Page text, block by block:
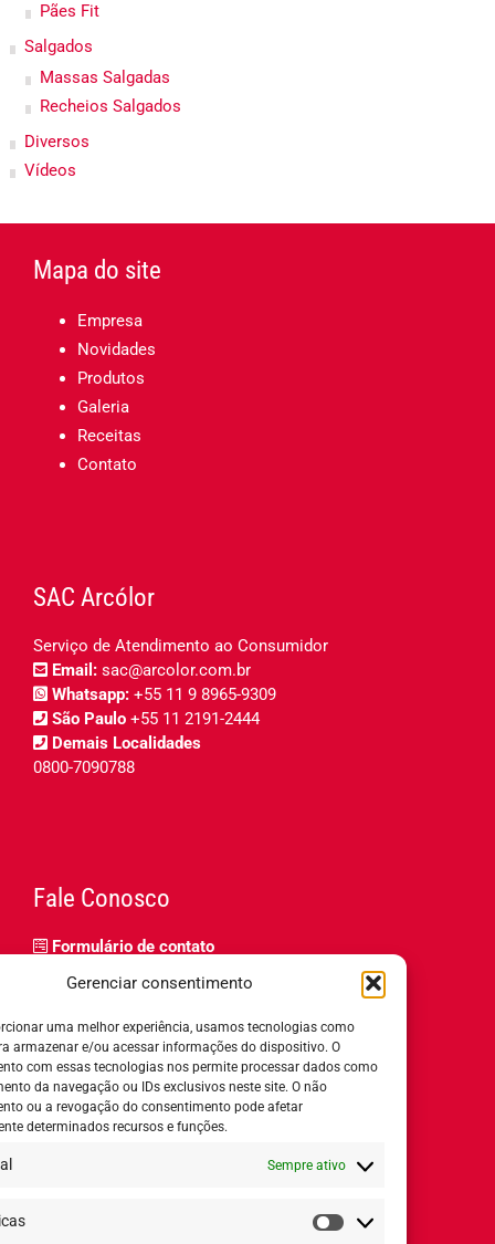
Gerenciar consentimento
uma melhor experiência, usamos tecnologias como
armazenar e/ou acessar informações do dispositivo. O
com essas tecnologias nos permite processar dados como
da navegação ou IDs exclusivos neste site. O não
ou a revogação do consentimento pode afetar
determinados recursos e funções.
Sempre ativo
Estatísticas
Pães Fit
Salgados
Massas Salgadas
Recheios Salgados
Diversos
Vídeos
Mapa do site
Empresa
Novidades
Produtos
Galeria
Receitas
Contato
SAC Arcólor
Serviço de Atendimento ao Consumidor
Email: sac@arcolor.com.br
Whatsapp: +55 11 9 8965-9309
São Paulo +55 11 2191-2444
Demais Localidades
0800-7090788
Fale Conosco
Formulário de contato
Relatório de igualdade salarial
Horário de Atendimento:
8h ás 18h